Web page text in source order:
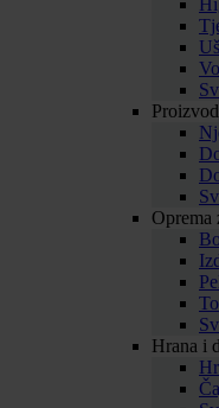
Oprema
Hrana i